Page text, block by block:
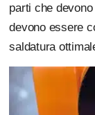
parti che
devono essere
saldatura